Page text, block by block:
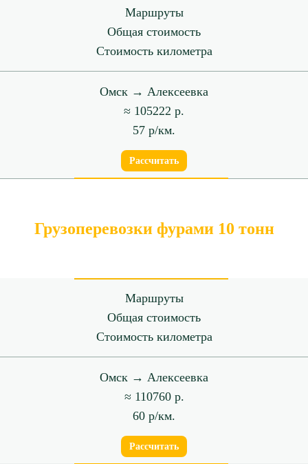
Маршруты
Общая стоимость
Стоимость километра
Омск → Алексеевка
≈ 105222 р.
57 р/км.
Рассчитать
Грузоперевозки фурами 10 тонн
Маршруты
Общая стоимость
Стоимость километра
Омск → Алексеевка
≈ 110760 р.
60 р/км.
Рассчитать